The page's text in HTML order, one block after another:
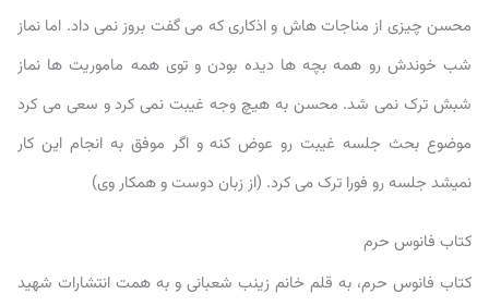
محسن چیزی از مناجات هاش و اذکاری که می گفت بروز نمی داد. اما نماز
شب خوندش رو همه بچه ها دیده بودن و توی همه ماموریت ها نماز
شبش ترک نمی شد. محسن به هیچ وجه غیبت نمی کرد و سعی می کرد
موضوع بحث جلسه غیبت رو عوض کنه و اگر موفق به انجام این کار
نمیشد جلسه رو فورا ترک می کرد. (از زبان دوست و همکار وی)
کتاب فانوس حرم
کتاب فانوس حرم، به قلم خانم زینب شعبانی و به همت انتشارات شهید